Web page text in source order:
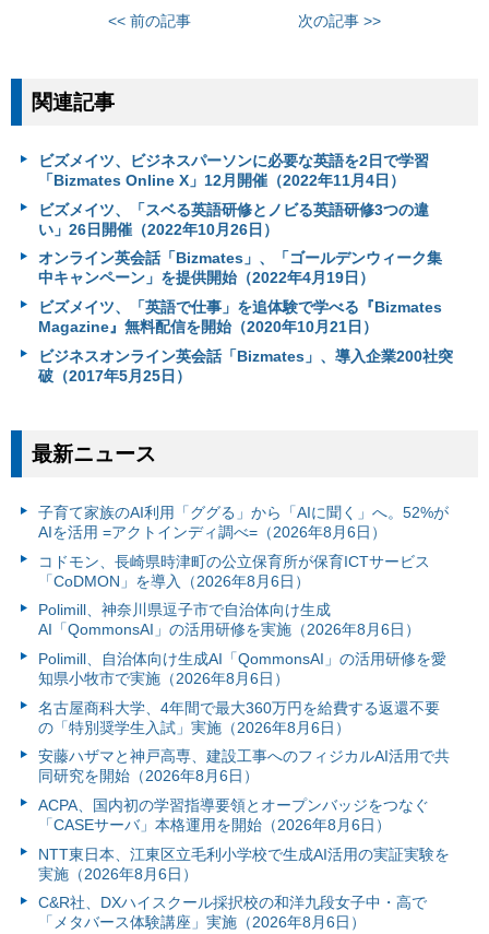
<< 前の記事 次の記事 >>
関連記事
ビズメイツ、ビジネスパーソンに必要な英語を2日で学習
「Bizmates Online X」12月開催（2022年11月4日）
ビズメイツ、「スベる英語研修とノビる英語研修3つの違
い」26日開催（2022年10月26日）
オンライン英会話「Bizmates」、「ゴールデンウィーク集
中キャンペーン」を提供開始（2022年4月19日）
ビズメイツ、「英語で仕事」を追体験で学べる『Bizmates
Magazine』無料配信を開始（2020年10月21日）
ビジネスオンライン英会話「Bizmates」、導入企業200社突
破（2017年5月25日）
最新ニュース
子育て家族のAI利用「ググる」から「AIに聞く」へ。52%が
AIを活用 =アクトインディ調べ=（2026年8月6日）
コドモン、長崎県時津町の公立保育所が保育ICTサービス
「CoDMON」を導入（2026年8月6日）
Polimill、神奈川県逗子市で自治体向け生成
AI「QommonsAI」の活用研修を実施（2026年8月6日）
Polimill、自治体向け生成AI「QommonsAI」の活用研修を愛
知県小牧市で実施（2026年8月6日）
名古屋商科大学、4年間で最大360万円を給費する返還不要
の「特別奨学生入試」実施（2026年8月6日）
安藤ハザマと神戸高専、建設工事へのフィジカルAI活用で共
同研究を開始（2026年8月6日）
ACPA、国内初の学習指導要領とオープンバッジをつなぐ
「CASEサーバ」本格運用を開始（2026年8月6日）
NTT東日本、江東区立毛利小学校で生成AI活用の実証実験を
実施（2026年8月6日）
C&R社、DXハイスクール採択校の和洋九段女子中・高で
「メタバース体験講座」実施（2026年8月6日）